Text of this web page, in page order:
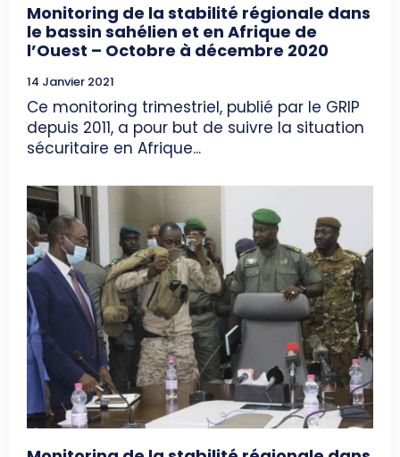
Monitoring de la stabilité régionale dans
le bassin sahélien et en Afrique de
l’Ouest – Octobre à décembre 2020
14 Janvier 2021
Ce monitoring trimestriel, publié par le GRIP
depuis 2011, a pour but de suivre la situation
sécuritaire en Afrique...